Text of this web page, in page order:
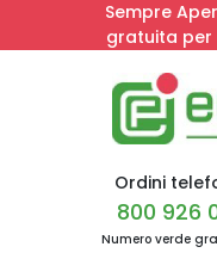
Sempre
gratuita per
Ordini
800 926
Numero verde